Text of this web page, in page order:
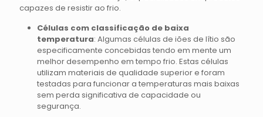
capazes de resistir ao frio.
Células com classificação de baixa
temperatura: Algumas células de iões de lítio são
especificamente concebidas tendo em mente um
melhor desempenho em tempo frio. Estas células
utilizam materiais de qualidade superior e foram
testadas para funcionar a temperaturas mais baixas
sem perda significativa de capacidade ou
segurança.